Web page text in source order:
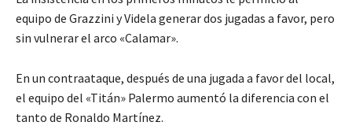
equipo de Grazzini y Videla generar dos jugadas a favor, pero
sin vulnerar el arco «Calamar».
En un contraataque, después de una jugada a favor del local,
el equipo del «Titán» Palermo aumentó la diferencia con el
tanto de Ronaldo Martínez.